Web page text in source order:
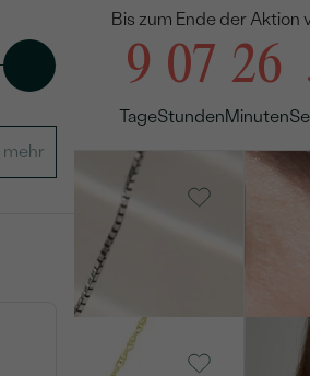
Bis zum Ende der Aktion
9
Tage
07
Stunden
26
Minuten
AUF LAGER
Diamant Angel